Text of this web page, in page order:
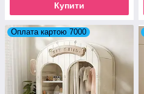
Купити
Оплата картою 7000